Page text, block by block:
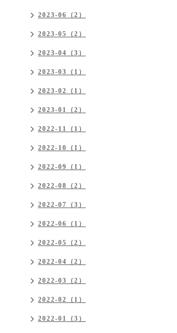
2023-06（2）
2023-05（2）
2023-04（3）
2023-03（1）
2023-02（1）
2023-01（2）
2022-11（1）
2022-10（1）
2022-09（1）
2022-08（2）
2022-07（3）
2022-06（1）
2022-05（2）
2022-04（2）
2022-03（2）
2022-02（1）
2022-01（3）